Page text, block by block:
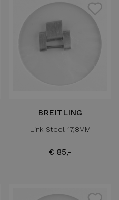
BREITLING
Link Steel 17,8MM
€ 85,-